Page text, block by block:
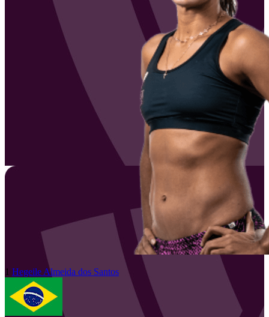
1 Hegeile Almeida dos Santos